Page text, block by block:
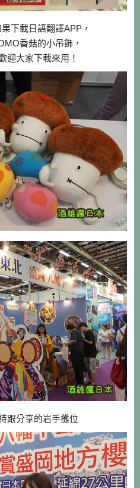
下載日語翻譯APP，
香菇的小吊飾，
迎大家下載來用！
跟分享的岩手攤位